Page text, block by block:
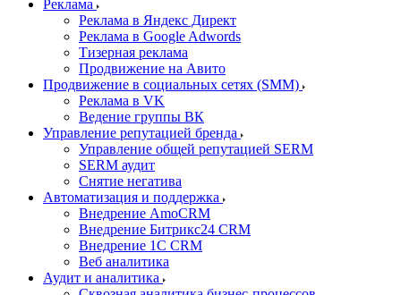
Реклама
Реклама в Яндекс Директ
Реклама в Google Adwords
Тизерная реклама
Продвижение на Авито
Продвижение в социальных сетях (SMM)
Реклама в VK
Ведение группы ВК
Управление репутацией бренда
Управление общей репутацией SERM
SERM аудит
Снятие негатива
Автоматизация и поддержка
Внедрение AmoCRM
Внедрение Битрикс24 CRM
Внедрение 1C CRM
Веб аналитика
Аудит и аналитика